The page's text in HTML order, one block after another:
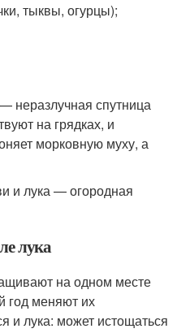
тыквы, огурцы);
неразлучная спутница
на грядках, и
морковную муху, а
и лука — огородная
лука
на одном месте
год меняют их
и лука: может истощаться